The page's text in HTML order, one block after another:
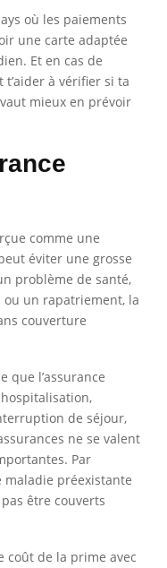
où les paiements
une carte adaptée
Et en cas de
à vérifier si ta
mieux en prévoir
comme une
éviter une grosse
problème de santé,
ou un rapatriement, la
couverture
que l’assurance
de séjour,
ne se valent
Par
maladie préexistante
être couverts
coût de la prime avec